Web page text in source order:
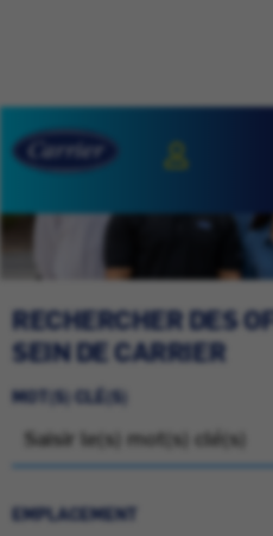
RECHERCHER DES
SEIN DE CARRIER
MOT(S) CLÉ(S)
EMPLACEMENT